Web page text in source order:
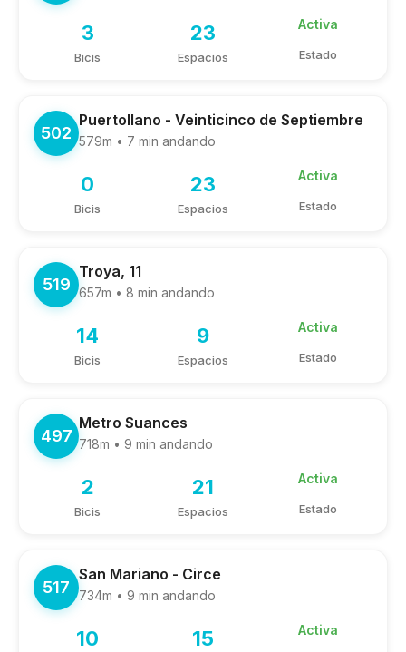
3
Bicis
23
Espacios
Activa
Estado
502
Puertollano - Veinticinco de Septiembre
579m • 7 min andando
0
Bicis
23
Espacios
Activa
Estado
519
Troya, 11
657m • 8 min andando
14
Bicis
9
Espacios
Activa
Estado
497
Metro Suances
718m • 9 min andando
2
Bicis
21
Espacios
Activa
Estado
517
San Mariano - Circe
734m • 9 min andando
10 15 Activa